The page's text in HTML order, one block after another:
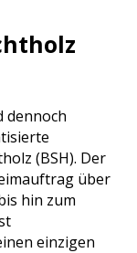
dennoch
(BSH). Der
über
hin zum
einzigen